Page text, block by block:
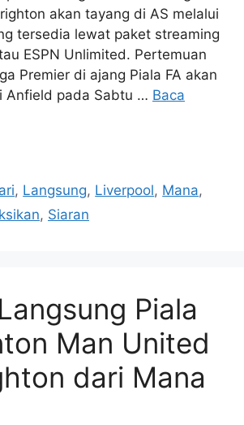
akan tayang di AS melalui
tersedia lewat paket streaming
ESPN Unlimited. Pertemuan
Premier di ajang Piala FA akan
Anfield pada Sabtu … Baca
, Langsung, Liverpool, Mana,
, Siaran
Piala
Man United
dari Mana